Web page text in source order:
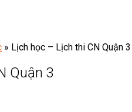
» Lịch học – Lịch thi CN Quận 3
Quận 3